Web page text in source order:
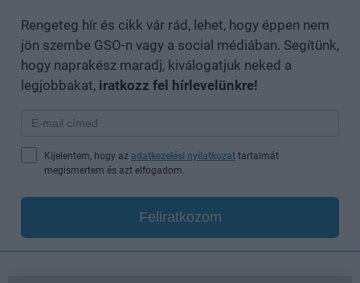
Rengeteg hír és cikk vár rád, lehet, hogy éppen nem
jön szembe GSO-n vagy a social médiában. Segítünk,
hogy naprakész maradj, kiválogatjuk neked a
legjobbakat, iratkozz fel hírlevelünkre!
Kijelentem, hogy az adatkezelési nyilatkozat tartalmát
megismertem és azt elfogadom.
Feliratkozom